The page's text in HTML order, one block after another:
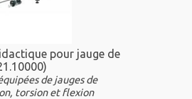
pour jauge de
de jauges de
torsion et flexion